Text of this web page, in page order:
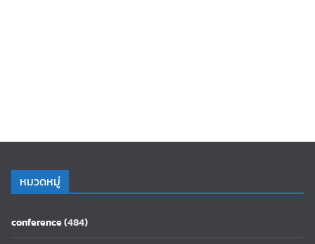
หมวดหมู่
conference(484)